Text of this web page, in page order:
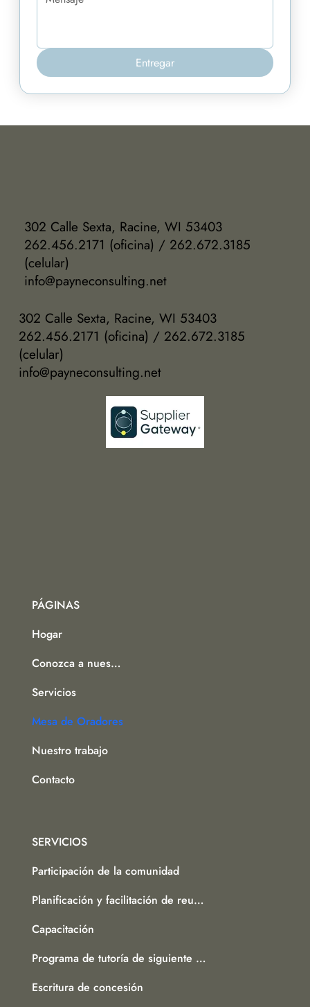
Entregar
302 Calle Sexta, Racine, WI 53403
262.456.2171 (oficina) / 262.672.3185
(celular)
info@payneconsulting.net
302 Calle Sexta, Racine, WI 53403
262.456.2171 (oficina) / 262.672.3185
(celular)
info@payneconsulting.net
PÁGINAS
Hogar
Conozca a nuestro equipo
Servicios
Mesa de Oradores
Nuestro trabajo
Contacto
SERVICIOS
Participación de la comunidad
Planificación y facilitación de reuniones
Capacitación
Programa de tutoría de siguiente nivel
Escritura de concesión